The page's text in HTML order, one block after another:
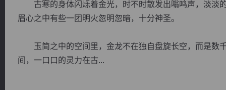
古寒的身体闪烁着金光，时不时散发出嗡鸣声，淡淡
眉心之中有些一团明火忽明忽暗，十分神圣。
玉简之中的空间里，金龙不在独自盘旋长空，而是数
间，一口口的灵力在古...